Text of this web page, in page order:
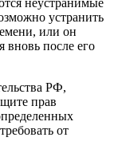
неустранимые
устранить
или он
вновь после его
РФ,
прав
от